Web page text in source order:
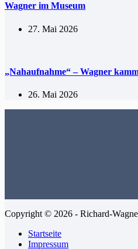
Wagner im Museum
27. Mai 2026
„Nahaufnahme“ – Wagner
26. Mai 2026
Copyright © 2026 - Richard-
Startseite
Impressum